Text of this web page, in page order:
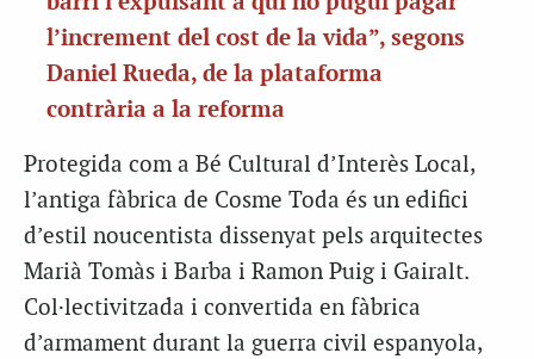
l’increment del cost de la vida”, segons
Daniel Rueda, de la plataforma
contrària a la reforma
Protegida com a Bé Cultural d’Interès Local,
l’antiga fàbrica de Cosme Toda és un edifici
d’estil noucentista dissenyat pels arquitectes
Marià Tomàs i Barba i Ramon Puig i Gairalt.
Col·lectivitzada i convertida en fàbrica
d’armament durant la guerra civil espanyola,